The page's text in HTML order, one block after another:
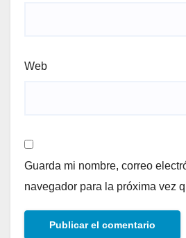
Web
Guarda mi nombre, correo
navegador para la próxima vez